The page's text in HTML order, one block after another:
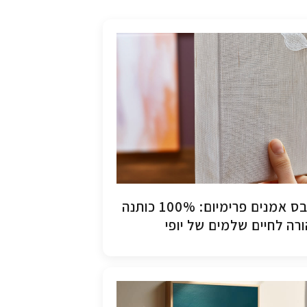
קנבס אמנים פרימיום: 100% כותנה
לחיים שלמים של יופי